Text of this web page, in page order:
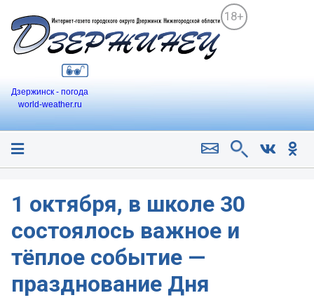
18+
Дзержинск - погода
world-weather.ru
1 октября, в школе 30
состоялось важное и
тёплое событие —
празднование Дня